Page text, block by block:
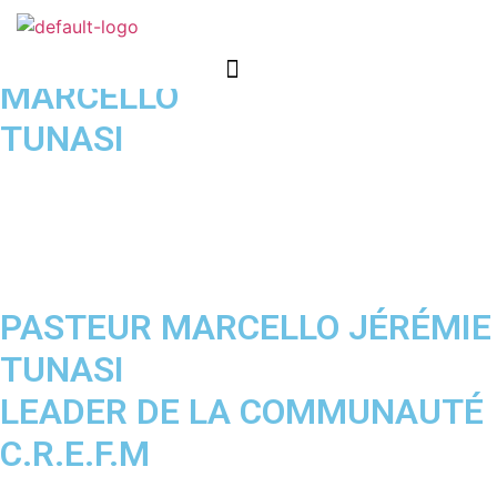
Menu
Bienvenue sur le site officiel de
MARCELLO
TUNASI
PASTEUR MARCELLO JÉRÉMIE
TUNASI
LEADER DE LA COMMUNAUTÉ
C.R.E.F.M